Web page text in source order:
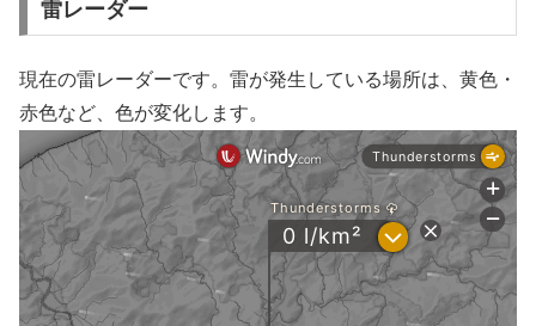
雷レーダー
現在の雷レーダーです。雷が発生している場所は、黄色・
赤色など、色が変化します。